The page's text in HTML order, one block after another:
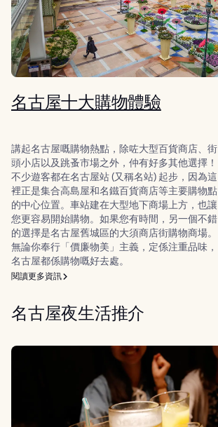
名古屋十大購物體驗
講起名古屋嘅購物熱點，除咗大型百貨商店、街
頭小店以及跳蚤市場之外，仲有好多其他選擇！
不少遊客都在名古屋站 (又稱名站) 起步，因為這
裡正是集合高島屋和名鐵百貨商店等主要購物點
的中心位置。車站建在大型地下商場上方，也讓
您更容易開始購物。如果您有時間，另一個不錯
的選擇是名古屋舊城區的大須商店街購物商場。
無論你奉行「價廉物美」主義，定係注重品味，
名古屋都係購物嘅好去處。
閱讀更多資訊
名古屋夜生活推介